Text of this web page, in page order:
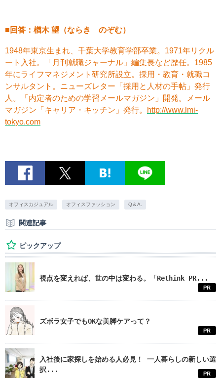
■回答：楢木 望（ならき のぞむ）
1948年東京生まれ、千葉大学教育学部卒業。1971年リクル
ート入社。「月刊就職ジャーナル」編集長など歴任。1985
年にライフマネジメント研究所設立。採用・教育・就職コ
ンサルタント。ニューズレター「採用と人材の手帖」発行
人。「内定者のための学習メールマガジン」開発。メール
マガジン「キャリア・キッチン」発行。
http://www.lmi-
tokyo.com
オフィスカジュアル オフィスファッション Q＆A.
関連記事
ピックアップ
視点を変えれば、世の中は変わる。「Rethink PR...
PR
ズボラ女子でもOKな美脚ケアって？
PR
入社後に家探しを始める人必見！ 一人暮らしの新しい選
択...
PR